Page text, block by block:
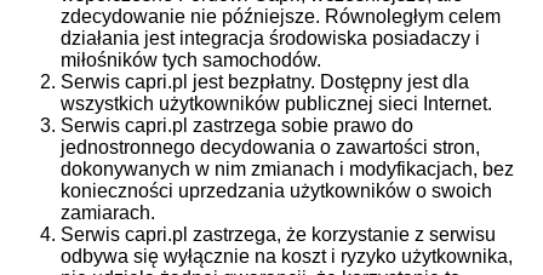
zdecydowanie nie późniejsze. Równoległym celem
działania jest integracja środowiska posiadaczy i
miłośników tych samochodów.
Serwis capri.pl jest bezpłatny. Dostępny jest dla
wszystkich użytkowników publicznej sieci Internet.
Serwis capri.pl zastrzega sobie prawo do
jednostronnego decydowania o zawartości stron,
dokonywanych w nim zmianach i modyfikacjach, bez
konieczności uprzedzania użytkowników o swoich
zamiarach.
Serwis capri.pl zastrzega, że korzystanie z serwisu
odbywa się wyłącznie na koszt i ryzyko użytkownika,